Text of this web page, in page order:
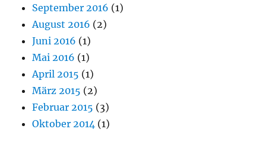
September 2016 (1)
August 2016 (2)
Juni 2016 (1)
Mai 2016 (1)
April 2015 (1)
März 2015 (2)
Februar 2015 (3)
Oktober 2014 (1)